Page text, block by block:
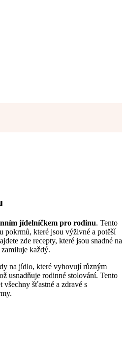
jídelníčkem pro rodinu. Tento
pokrmů, které jsou výživné a potěší
zde recepty, které jsou snadné na
každý.
na jídlo, které vyhovují různým
usnadňuje rodinné stolování. Tento
šťastné a zdravé s